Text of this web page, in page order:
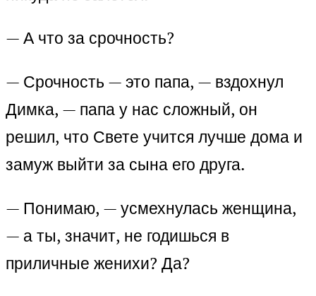
— А что за срочность?
— Срочность — это папа, — вздохнул
Димка, — папа у нас сложный, он
решил, что Свете учится лучше дома и
замуж выйти за сына его друга.
— Понимаю, — усмехнулась женщина,
— а ты, значит, не годишься в
приличные женихи? Да?